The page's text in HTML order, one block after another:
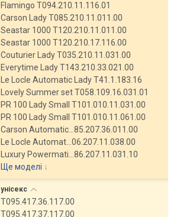
Flamingo T094.210.11.116.01
Carson Lady T085.210.11.011.00
Seastar 1000 T120.210.11.011.00
Seastar 1000 T120.210.17.116.00
Couturier Lady T035.210.11.031.00
Everytime Lady T143.210.33.021.00
Le Locle Automatic Lady T41.1.183.16
Lovely Summer set T058.109.16.031.01
PR 100 Lady Small T101.010.11.031.00
PR 100 Lady Small T101.010.11.061.00
Carson Automatic…85.207.36.011.00
Le Locle Automat…06.207.11.038.00
Luxury Powermati…86.207.11.031.10
Ще моделі ↓
унісекс
T095.417.36.117.00
T095.417.37.117.00